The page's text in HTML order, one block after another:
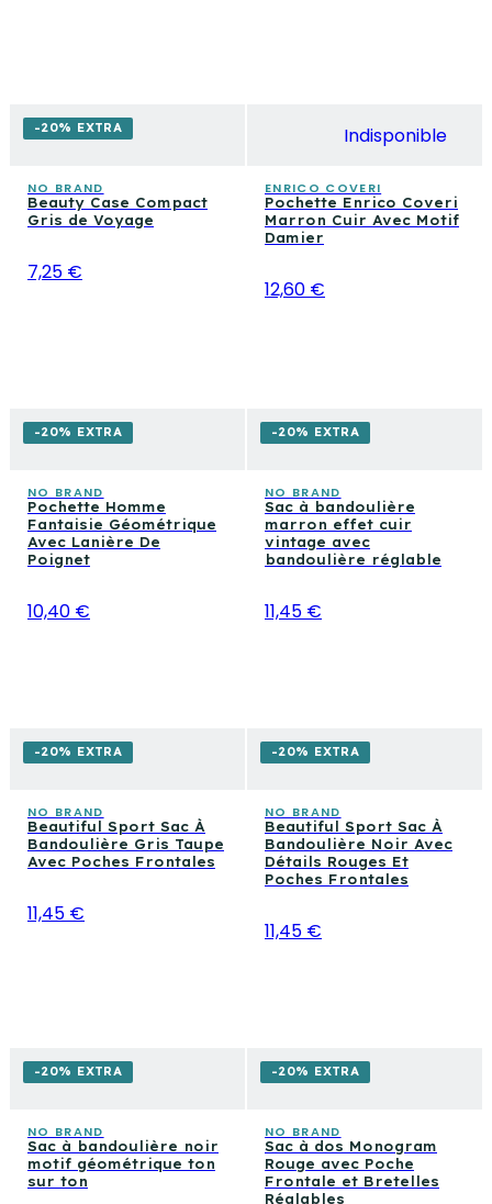
-20% EXTRA
NO BRAND
Beauty Case Compact
Gris de Voyage
7,25 €
Indisponible
ENRICO COVERI
Pochette Enrico Coveri
Marron Cuir Avec Motif
Damier
12,60 €
-20% EXTRA
NO BRAND
Pochette Homme
Fantaisie Géométrique
Avec Lanière De
Poignet
10,40 €
-20% EXTRA
NO BRAND
Sac à bandoulière
marron effet cuir
vintage avec
bandoulière réglable
11,45 €
-20% EXTRA
NO BRAND
Beautiful Sport Sac À
Bandoulière Gris Taupe
Avec Poches Frontales
11,45 €
-20% EXTRA
NO BRAND
Beautiful Sport Sac À
Bandoulière Noir Avec
Détails Rouges Et
Poches Frontales
11,45 €
-20% EXTRA
NO BRAND
Sac à bandoulière noir
motif géométrique ton
sur ton
-20% EXTRA
NO BRAND
Sac à dos Monogram
Rouge avec Poche
Frontale et Bretelles
Réglables